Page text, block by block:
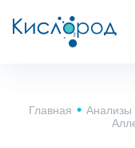
Главная Анализы